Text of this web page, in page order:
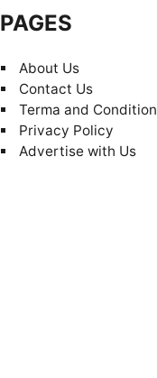
PAGES
About Us
Contact Us
Terma and Condition
Privacy Policy
Advertise with Us